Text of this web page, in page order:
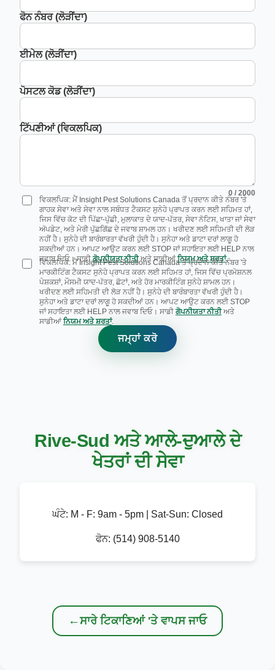
ਫੋਨ ਨੰਬਰ (ਲੋੜੀਂਦਾ)
ਈਮੇਲ (ਲੋੜੀਂਦਾ)
ਪੋਸਟਲ ਕੋਡ (ਲੋੜੀਂਦਾ)
ਟਿੱਪਣੀਆਂ (ਵਿਕਲਪਿਕ)
0 / 2000
ਵਿਕਲਪਿਕ: ਮੈਂ Insight Pest Solutions Canada ਤੋਂ ਪ੍ਰਦਾਨ ਕੀਤੇ ਨੰਬਰ 'ਤੇ
ਗਾਹਕ ਸੇਵਾ ਅਤੇ ਸੇਵਾ ਨਾਲ ਸਬੰਧਤ ਟੈਕਸਟ ਸੁਨੇਹੇ ਪ੍ਰਾਪਤ ਕਰਨ ਲਈ ਸਹਿਮਤ ਹਾਂ,
ਜਿਸ ਵਿੱਚ ਕੋਟ ਦੀ ਪਿੱਛਾ-ਪੁੱਛੀ, ਮੁਲਾਕਾਤ ਦੇ ਯਾਦ-ਪੱਤਰ, ਸੇਵਾ ਨੋਟਿਸ, ਖਾਤਾ ਜਾਂ ਸੇਵਾ
ਅੱਪਡੇਟ, ਅਤੇ ਮੇਰੀ ਪੁੱਛਗਿੱਛ ਦੇ ਜਵਾਬ ਸ਼ਾਮਲ ਹਨ। ਖਰੀਦਣ ਲਈ ਸਹਿਮਤੀ ਦੀ ਲੋੜ
ਨਹੀਂ ਹੈ। ਸੁਨੇਹੇ ਦੀ ਬਾਰੰਬਾਰਤਾ ਵੱਖਰੀ ਹੁੰਦੀ ਹੈ। ਸੁਨੇਹਾ ਅਤੇ ਡਾਟਾ ਦਰਾਂ ਲਾਗੂ ਹੋ
ਸਕਦੀਆਂ ਹਨ। ਆਪਟ ਆਉਟ ਕਰਨ ਲਈ STOP ਜਾਂ ਸਹਾਇਤਾ ਲਈ HELP ਨਾਲ
ਜਵਾਬ ਦਿਓ। ਸਾਡੀ ਗੋਪਨੀਯਤਾ ਨੀਤੀ ਅਤੇ ਸਾਡੀਆਂ ਨਿਯਮ ਅਤੇ ਸ਼ਰਤਾਂ.
ਵਿਕਲਪਿਕ: ਮੈਂ Insight Pest Solutions Canada ਤੋਂ ਪ੍ਰਦਾਨ ਕੀਤੇ ਨੰਬਰ 'ਤੇ
ਮਾਰਕੀਟਿੰਗ ਟੈਕਸਟ ਸੁਨੇਹੇ ਪ੍ਰਾਪਤ ਕਰਨ ਲਈ ਸਹਿਮਤ ਹਾਂ, ਜਿਸ ਵਿੱਚ ਪ੍ਰਮੋਸ਼ਨਲ
ਪੇਸ਼ਕਸ਼ਾਂ, ਮੌਸਮੀ ਯਾਦ-ਪੱਤਰ, ਛੋਟਾਂ, ਅਤੇ ਹੋਰ ਮਾਰਕੀਟਿੰਗ ਸੁਨੇਹੇ ਸ਼ਾਮਲ ਹਨ।
ਖਰੀਦਣ ਲਈ ਸਹਿਮਤੀ ਦੀ ਲੋੜ ਨਹੀਂ ਹੈ। ਸੁਨੇਹੇ ਦੀ ਬਾਰੰਬਾਰਤਾ ਵੱਖਰੀ ਹੁੰਦੀ ਹੈ।
ਸੁਨੇਹਾ ਅਤੇ ਡਾਟਾ ਦਰਾਂ ਲਾਗੂ ਹੋ ਸਕਦੀਆਂ ਹਨ। ਆਪਟ ਆਉਟ ਕਰਨ ਲਈ STOP
ਜਾਂ ਸਹਾਇਤਾ ਲਈ HELP ਨਾਲ ਜਵਾਬ ਦਿਓ। ਸਾਡੀ ਗੋਪਨੀਯਤਾ ਨੀਤੀ ਅਤੇ
ਸਾਡੀਆਂ ਨਿਯਮ ਅਤੇ ਸ਼ਰਤਾਂ.
ਜਮ੍ਹਾਂ ਕਰੋ
Rive-Sud ਅਤੇ ਆਲੇ-ਦੁਆਲੇ ਦੇ
ਖੇਤਰਾਂ ਦੀ ਸੇਵਾ
ਘੰਟੇ: M - F: 9am - 5pm | Sat-Sun: Closed
ਫੋਨ: (514) 908-5140
←ਸਾਰੇ ਟਿਕਾਣਿਆਂ 'ਤੇ ਵਾਪਸ ਜਾਓ